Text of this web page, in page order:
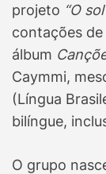
projeto “O
contações
álbum
Caymmi,
(Língua
bilíngue,
O grupo